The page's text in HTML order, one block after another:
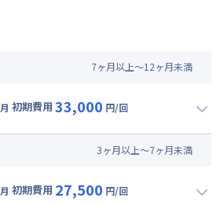
7ヶ月以上～12ヶ月未満
初期費用 33,000 円/回
)
(800円/日) (税抜)
3ヶ月以上～7ヶ月未満
初期費用 27,500 円/回